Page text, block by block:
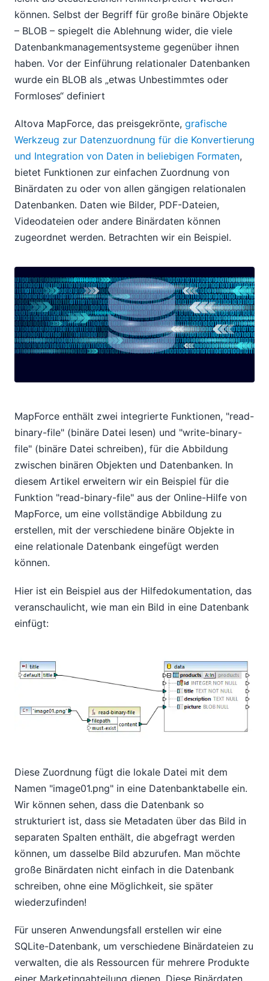
können. Selbst der Begriff für große binäre Objekte
– BLOB – spiegelt die Ablehnung wider, die viele
Datenbankmanagementsysteme gegenüber ihnen
haben. Vor der Einführung relationaler Datenbanken
wurde ein BLOB als „etwas Unbestimmtes oder
Formloses“ definiert
Altova MapForce, das preisgekrönte, grafische
Werkzeug zur Datenzuordnung für die Konvertierung
und Integration von Daten in beliebigen Formaten,
bietet Funktionen zur einfachen Zuordnung von
Binärdaten zu oder von allen gängigen relationalen
Datenbanken. Daten wie Bilder, PDF-Dateien,
Videodateien oder andere Binärdaten können
zugeordnet werden. Betrachten wir ein Beispiel.
MapForce enthält zwei integrierte Funktionen, "read-
binary-file" (binäre Datei lesen) und "write-binary-
file" (binäre Datei schreiben), für die Abbildung
zwischen binären Objekten und Datenbanken. In
diesem Artikel erweitern wir ein Beispiel für die
Funktion "read-binary-file" aus der Online-Hilfe von
MapForce, um eine vollständige Abbildung zu
erstellen, mit der verschiedene binäre Objekte in
eine relationale Datenbank eingefügt werden
können.
Hier ist ein Beispiel aus der Hilfedokumentation, das
veranschaulicht, wie man ein Bild in eine Datenbank
einfügt:
Diese Zuordnung fügt die lokale Datei mit dem
Namen "image01.png" in eine Datenbanktabelle ein.
Wir können sehen, dass die Datenbank so
strukturiert ist, dass sie Metadaten über das Bild in
separaten Spalten enthält, die abgefragt werden
können, um dasselbe Bild abzurufen. Man möchte
große Binärdaten nicht einfach in die Datenbank
schreiben, ohne eine Möglichkeit, sie später
wiederzufinden!
Für unseren Anwendungsfall erstellen wir eine
SQLite-Datenbank, um verschiedene Binärdateien zu
verwalten, die als Ressourcen für mehrere Produkte